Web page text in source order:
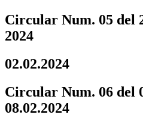
Circular Num. 05 del
2024
02.02.2024
Circular Num. 06 del
08.02.2024